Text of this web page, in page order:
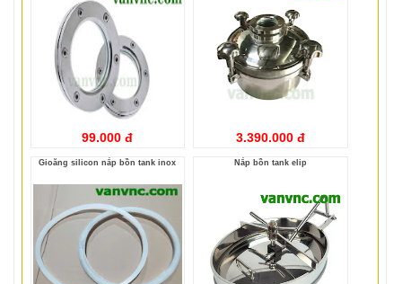
99.000 đ 3.390.000 đ
Gioăng silicon nắp bồn tank inox Nắp bồn tank elip